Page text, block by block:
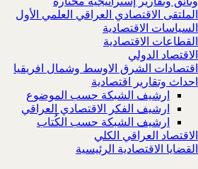
الملتقى الاقتصادي العراقي العلمي الأول
السياسات الاقتصادية
القطاعات الاقتصادية
الاقتصاد الدولي
اقتصادات الشرق الاوسط وشمال افريقيا
احداث وتقارير اقتصادية
ارشيف الشبكة حسب الموضوع
ارشيف الفكر الاقتصادي العراقي
ارشيف الشبكة حسب الكُتاب
الاقتصاد العراقي الكلي
القضايا الاقتصادية الرئيسية